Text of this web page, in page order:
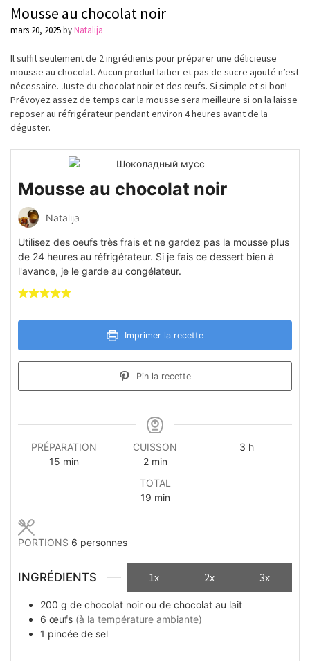
Mousse au chocolat noir
mars 20, 2025byNatalija
Il suffit seulement de 2 ingrédients pour préparer une délicieuse
mousse au chocolat. Aucun produit laitier et pas de sucre ajouté n’est
nécessaire. Juste du chocolat noir et des œufs. Si simple et si bon!
Prévoyez assez de temps car la mousse sera meilleure si on la laisse
reposer au réfrigérateur pendant environ 4 heures avant de la
déguster.
Mousse au chocolat noir
Natalija
Utilisez des oeufs très frais et ne gardez pas la mousse plus
de 24 heures au réfrigérateur. Si je fais ce dessert bien à
l'avance, je le garde au congélateur.
Imprimer la recette
Pin la recette
PRÉPARATION
15minutes
min
CUISSON
2minutes
min
3heures
h
TOTAL
19minutes
min
PORTIONS 6 personnes
INGRÉDIENTS 1x 2x 3x
200 g de chocolat noir ou de chocolat au lait
6 œufs (à la température ambiante)
1 pincée de sel